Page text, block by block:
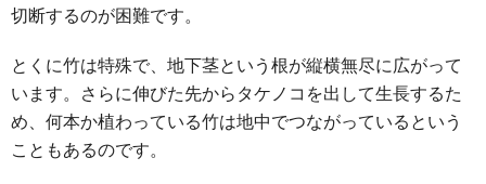
切断するのが困難です。
とくに竹は特殊で、地下茎という根が縦横無尽に広がって
います。さらに伸びた先からタケノコを出して生長するた
め、何本か植わっている竹は地中でつながっているという
こともあるのです。